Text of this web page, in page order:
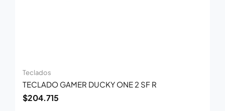
Teclados
TECLADO GAMER DUCKY ONE 2 SF R
$204.715